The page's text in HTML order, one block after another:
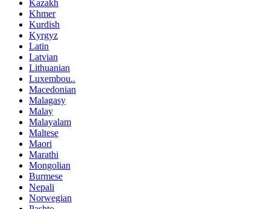
Kazakh
Khmer
Kurdish
Kyrgyz
Latin
Latvian
Lithuanian
Luxembou..
Macedonian
Malagasy
Malay
Malayalam
Maltese
Maori
Marathi
Mongolian
Burmese
Nepali
Norwegian